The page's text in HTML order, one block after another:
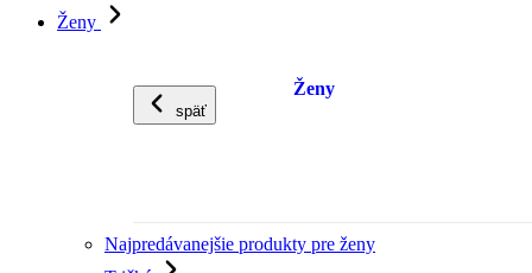
Ženy
späť
Ženy
Najpredávanejšie produkty pre ženy